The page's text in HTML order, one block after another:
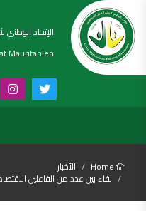
الإتحاد الوطني
Mauritanien
Home الأخبار
لقاء بين عدد من الفاعلين